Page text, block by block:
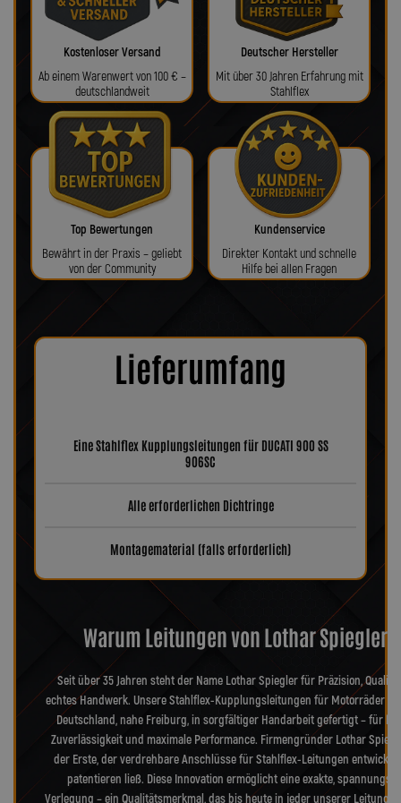
Kostenloser Versand
Ab einem Warenwert von 100 € –
deutschlandweit
Deutscher Hersteller
Mit über 30 Jahren Erfahrung mit
Stahlflex
Top Bewertungen
Bewährt in der Praxis – geliebt
von der Community
Kundenservice
Direkter Kontakt und schnelle
Hilfe bei allen Fragen
Lieferumfang
Eine Stahlflex Kupplungsleitungen für DUCATI 900 SS
906SC
Alle erforderlichen Dichtringe
Montagematerial (falls erforderlich)
Warum Leitungen von Lothar Spiegler?
Seit über 35 Jahren steht der Name Lothar Spiegler für Präzision,
echtes Handwerk. Unsere Stahlflex-Kupplungsleitungen für Motorräder
Deutschland, nahe Freiburg, in sorgfältiger Handarbeit gefertigt – für
Zuverlässigkeit und maximale Performance. Firmengründer Lothar
der Erste, der verdrehbare Anschlüsse für Stahlflex-Leitungen
patentieren ließ. Diese Innovation ermöglicht eine exakte,
Verlegung – ein Qualitätsmerkmal, das bis heute in jeder unserer